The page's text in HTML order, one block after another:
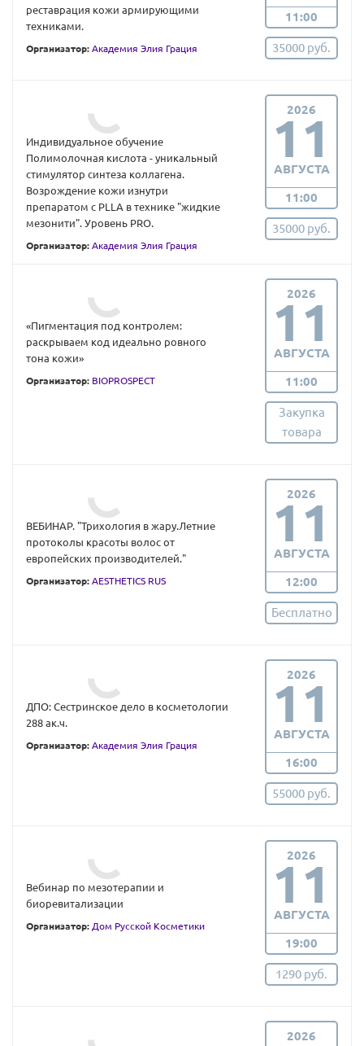
реставрация кожи армирующими
техниками.
Организатор: Академия Элия Грация
11:00
35000 руб.
Индивидуальное обучение
Полимолочная кислота - уникальный
стимулятор синтеза коллагена.
Возрождение кожи изнутри
препаратом с PLLA в технике "жидкие
мезонити". Уровень PRO.
Организатор: Академия Элия Грация
2026
11
АВГУСТА
11:00
35000 руб.
«Пигментация под контролем:
раскрываем код идеально ровного
тона кожи»
Организатор: BIOPROSPECT
2026
11
АВГУСТА
11:00
Закупка
товара
ВЕБИНАР. "Трихология в жару.Летние
протоколы красоты волос от
европейских производителей."
Организатор: AESTHETICS RUS
2026
11
АВГУСТА
12:00
Бесплатно
ДПО: Сестринское дело в косметологии
288 ак.ч.
Организатор: Академия Элия Грация
2026
11
АВГУСТА
16:00
55000 руб.
Вебинар по мезотерапии и
биоревитализации
Организатор: Дом Русской Косметики
2026
11
АВГУСТА
19:00
1290 руб.
2026